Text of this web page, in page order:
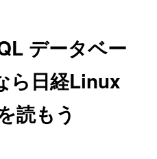
データベー
ら日経Linux
読もう